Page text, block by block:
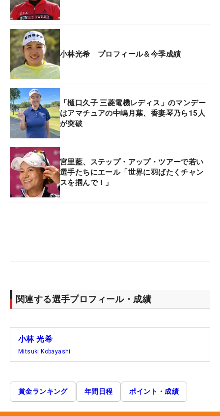
小林光希 プロフィール＆今季成績
「樋口久子 三菱電機レディス」のマンデー
はアマチュアの中嶋月葉、香妻琴乃ら15人
が突破
宮里藍、ステップ・アップ・ツアーで若い
選手たちにエール「世界に羽ばたくチャン
スを掴んで！」
関連する選手プロフィール・成績
小林 光希
Mitsuki Kobayashi
賞金ランキング 年間日程 ポイント・成績